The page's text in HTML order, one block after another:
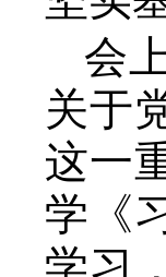
会
关于
这一
学《
学习